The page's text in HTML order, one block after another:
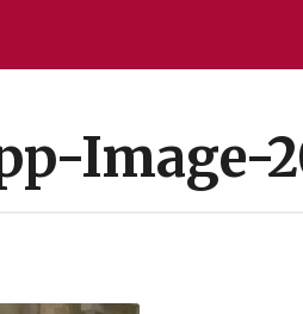
Image-